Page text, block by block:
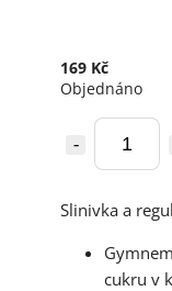
169 Kč
Objednáno
Slinivka a
cukru v